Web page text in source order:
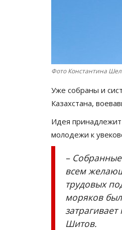
Фото Константина
Уже собраны и
Казахстана,
Идея
молодежи к
–
всем
трудовых
моряков
Шитов.